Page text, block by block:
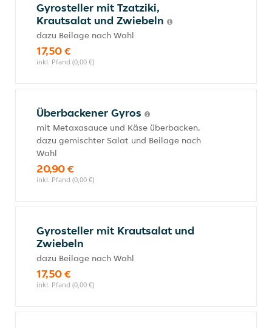
Gyrosteller mit Tzatziki,
Krautsalat und Zwiebeln
dazu Beilage nach Wahl
17,50 €
inkl. Pfand (0,00 €)
Überbackener Gyros
mit Metaxasauce und Käse überbacken,
dazu gemischter Salat und Beilage nach
Wahl
20,90 €
inkl. Pfand (0,00 €)
Gyrosteller mit Krautsalat und
Zwiebeln
dazu Beilage nach Wahl
17,50 €
inkl. Pfand (0,00 €)